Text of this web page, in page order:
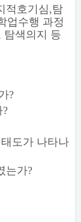
적호기심 ,탐
업수행 과정
탐색의지 등
?
?
도가 나타나
는가?